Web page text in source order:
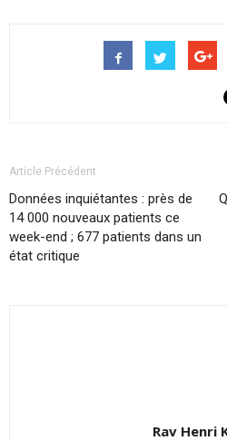
Article Précédent
Données inquiétantes : près de
14 000 nouveaux patients ce
week-end ; 677 patients dans un
état critique
Rav Henri